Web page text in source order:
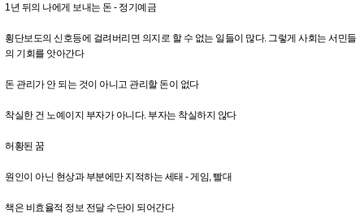
1년 뒤의 나에게 보내는 돈 - 정기예금
횡단보도의 신호등에 걸려버리면 의지로 할 수 없는 일들이 많다. 그렇게 사회는 서민들
의 기회를 앗아간다
돈 관리가 안 되는 것이 아니고 관리할 돈이 없다
착실한 건 노예이지 부자가 아니다. 부자는 착실하지 않다
허황된 꿈
원인이 아닌 현상과 부분에만 지적하는 세태 - 게임, 빨대
책은 비효율적 정보 전달 수단이 되어간다